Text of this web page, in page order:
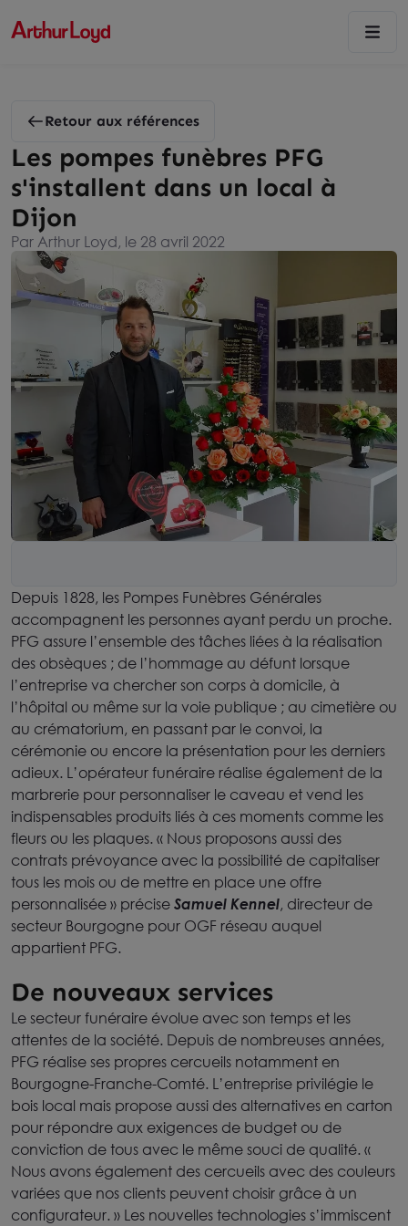
Retour aux références
Les pompes funèbres PFG
s'installent dans un local à
Dijon
Par Arthur Loyd, le 28 avril 2022
Depuis 1828, les Pompes Funèbres Générales
accompagnent les personnes ayant perdu un proche.
PFG assure l’ensemble des tâches liées à la réalisation
des obsèques ; de l’hommage au défunt lorsque
l’entreprise va chercher son corps à domicile, à
l’hôpital ou même sur la voie publique ; au cimetière ou
au crématorium, en passant par le convoi, la
cérémonie ou encore la présentation pour les derniers
adieux. L’opérateur funéraire réalise également de la
marbrerie pour personnaliser le caveau et vend les
indispensables produits liés à ces moments comme les
fleurs ou les plaques. « Nous proposons aussi des
contrats prévoyance avec la possibilité de capitaliser
tous les mois ou de mettre en place une offre
personnalisée » précise Samuel Kennel, directeur de
secteur Bourgogne pour OGF réseau auquel
appartient PFG.
De nouveaux services
Le secteur funéraire évolue avec son temps et les
attentes de la société. Depuis de nombreuses années,
PFG réalise ses propres cercueils notamment en
Bourgogne-Franche-Comté. L’entreprise privilégie le
bois local mais propose aussi des alternatives en carton
pour répondre aux exigences de budget ou de
conviction de tous avec le même souci de qualité. «
Nous avons également des cercueils avec des couleurs
variées que nos clients peuvent choisir grâce à un
configurateur. » Les nouvelles technologies s’immiscent